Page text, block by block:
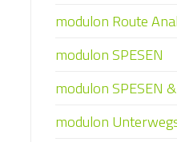
modulon Route
modulon SPESEN
modulon SPESEN
modulon